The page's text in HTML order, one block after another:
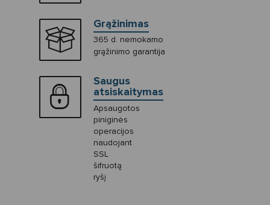
Grąžinimas
365 d. nemokamo
grąžinimo garantija
Saugus
atsiskaitymas
Apsaugotos
piniginės
operacijos
naudojant
SSL
šifruotą
ryšį